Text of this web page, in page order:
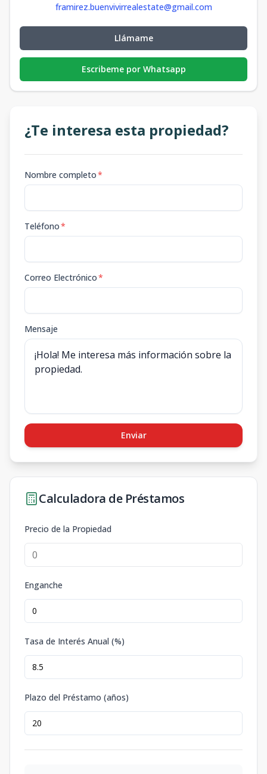
framirez.buenvivirrealestate@gmail.com
Llámame
Escribeme por Whatsapp
¿Te interesa esta propiedad?
Nombre completo*
Teléfono*
Correo Electrónico*
Mensaje
Enviar
Calculadora de Préstamos
Precio de la Propiedad
Enganche
Tasa de Interés Anual (%)
Plazo del Préstamo (años)